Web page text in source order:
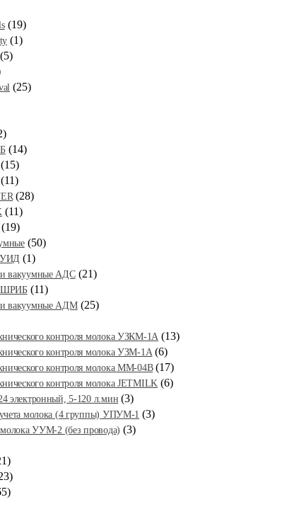
(19)
(1)
(5)
(25)
(14)
(15)
(11)
(28)
(11)
(19)
(50)
УИД (1)
вакуумные АДС (21)
ШРИБ (11)
вакуумные АДМ (25)
контроля молока УЗКМ-1А (13)
контроля молока УЗМ-1А (6)
контроля молока ММ-04В (17)
контроля молока JETMILK (6)
электронный, 5-120 л.мин (3)
молока (4 группы) УПУМ-1 (3)
молока УУМ-2 (без провода) (3)